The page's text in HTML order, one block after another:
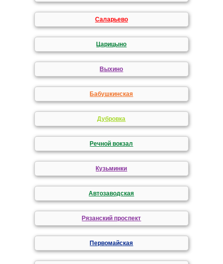
Саларьево
Царицыно
Выхино
Бабушкинская
Дубровка
Речной вокзал
Кузьминки
Автозаводская
Рязанский проспект
Первомайская